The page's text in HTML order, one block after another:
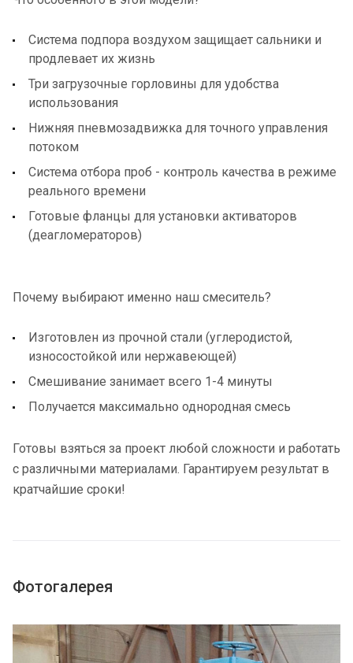
Система подпора воздухом защищает сальники и
продлевает их жизнь
Три загрузочные горловины для удобства
использования
Нижняя пневмозадвижка для точного управления
потоком
Система отбора проб - контроль качества в режиме
реального времени
Готовые фланцы для установки активаторов
(деагломераторов)
Почему выбирают именно наш смеситель?
Изготовлен из прочной стали (углеродистой,
износостойкой или нержавеющей)
Смешивание занимает всего 1-4 минуты
Получается максимально однородная смесь
Готовы взяться за проект любой сложности и работать
с различными материалами. Гарантируем результат в
кратчайшие сроки!
Фотогалерея